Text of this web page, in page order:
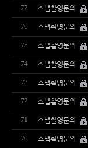
77 스냅촬영문의
76 스냅촬영문의
75 스냅촬영문의
74 스냅촬영문의
73 스냅촬영문의
72 스냅촬영문의
71 스냅촬영문의
70 스냅촬영문의